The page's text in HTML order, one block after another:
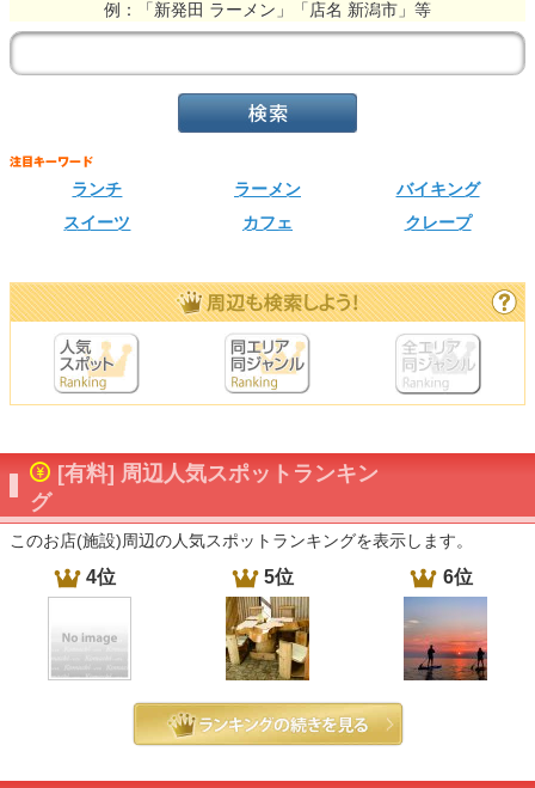
例：「新発田 ラーメン」「店名 新潟市」等
ランチ ラーメン
バイキング
スイーツ
カフェ クレープ
[有料] 周辺人気スポットランキン
グ
このお店(施設)周辺の人気スポットランキングを表示します。
4位 5位 6位